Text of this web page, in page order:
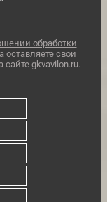
обработки
оставляете свои
gkvavilon.ru.